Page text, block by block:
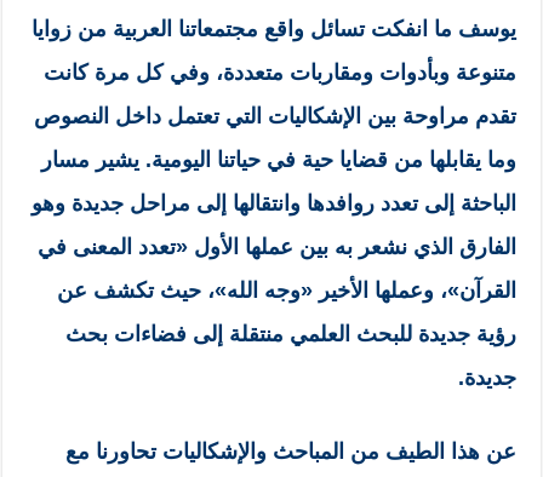
يوسف ما انفكت تسائل واقع مجتمعاتنا العربية من زوايا
متنوعة وبأدوات ومقاربات متعددة، وفي كل مرة كانت
تقدم مراوحة بين الإشكاليات التي تعتمل داخل النصوص
وما يقابلها من قضايا حية في حياتنا اليومية. يشير مسار
الباحثة إلى تعدد روافدها وانتقالها إلى مراحل جديدة وهو
الفارق الذي نشعر به بين عملها الأول «تعدد المعنى في
القرآن»، وعملها الأخير «وجه الله»، حيث تكشف عن
رؤية جديدة للبحث العلمي منتقلة إلى فضاءات بحث
جديدة.
عن هذا الطيف من المباحث والإشكاليات تحاورنا مع